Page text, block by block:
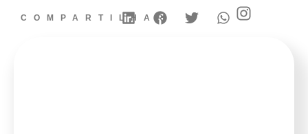
COMPARTILHAR